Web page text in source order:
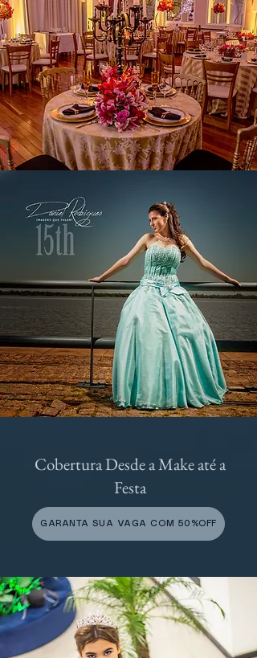
Cobertura Desde a Make até a
Festa
GARANTA SUA VAGA COM 50%OFF